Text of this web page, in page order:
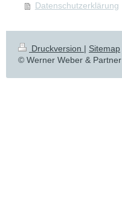
Datenschutzerklärung
Druckversion | Sitemap
© Werner Weber & Partner